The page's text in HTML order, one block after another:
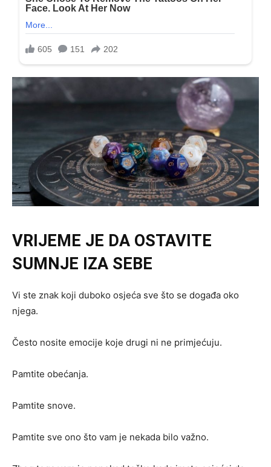
VRIJEME JE DA OSTAVITE
SUMNJE IZA SEBE
Vi ste znak koji duboko osjeća sve što se događa oko
njega.
Često nosite emocije koje drugi ni ne primjećuju.
Pamtite obećanja.
Pamtite snove.
Pamtite sve ono što vam je nekada bilo važno.